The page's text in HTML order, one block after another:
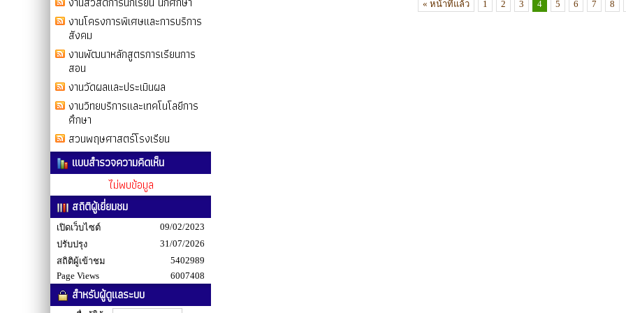
งานโครงการพิเศษและการบริการ
สังคม
งานพัฒนาหลักสูตรการเรียนการ
สอน
งานวัดผลและประเมินผล
งานวิทยบริการและเทคโนโลยีการ
ศึกษา
สวนพฤษศาสตร์โรงเรียน
แบบสำรวจความคิดเห็น
ไม่พบข้อมูล
สถิติผู้เยี่ยมชม
เปิดเว็บไซต์
09/02/2023
ปรับปรุง
31/07/2026
สถิติผู้เข้าชม
5402989
Page Views
6007408
สำหรับผู้ดูแลระบบ
« หน้าที่แล้ว 1 2 3 4 5 6 7 8